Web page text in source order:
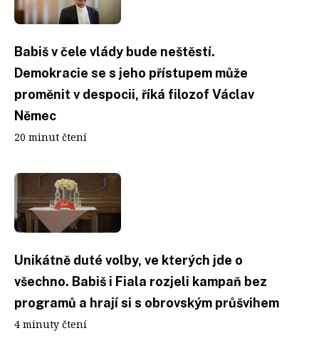
Babiš v čele vlády bude neštěstí.
Demokracie se s jeho přístupem může
proměnit v despocii, říká filozof Václav
Němec
20 minut čtení
Unikátně duté volby, ve kterých jde o
všechno. Babiš i Fiala rozjeli kampaň bez
programů a hrají si s obrovským průšvihem
4 minuty čtení